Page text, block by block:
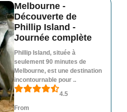
Melbourne -
Découverte de
Phillip Island -
Journée complète
Phillip Island, située à
seulement 90 minutes de
Melbourne, est une destination
incontournable pour ..
4.5
From